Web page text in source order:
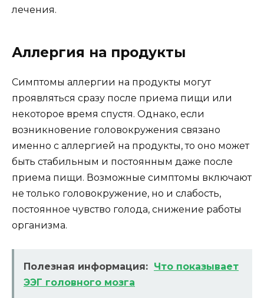
лечения.
Аллергия на продукты
Симптомы аллергии на продукты могут
проявляться сразу после приема пищи или
некоторое время спустя. Однако, если
возникновение головокружения связано
именно с аллергией на продукты, то оно может
быть стабильным и постоянным даже после
приема пищи. Возможные симптомы включают
не только головокружение, но и слабость,
постоянное чувство голода, снижение работы
организма.
Полезная информация: Что показывает
ЭЭГ головного мозга